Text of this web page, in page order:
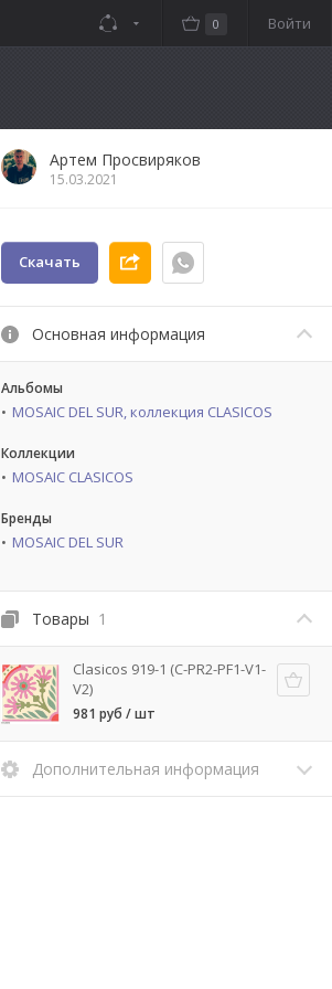
Войти
0
Артем Просвиряков
15.03.2021
Скачать
Основная информация
Альбомы
MOSAIC DEL SUR, коллекция СLASICOS
Коллекции
MOSAIC CLASICOS
Бренды
MOSAIC DEL SUR
Товары 1
Clasicos 919-1 (C-PR2-PF1-V1-
V2)
981 руб / шт
Дополнительная информация